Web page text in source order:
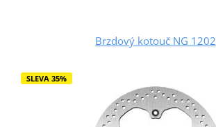
Brzdový kotouč NG 1202
SLEVA 35%